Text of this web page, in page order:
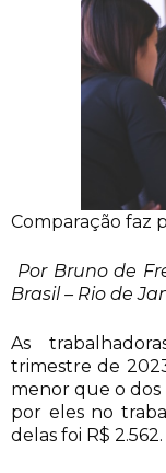
Comparação faz
Por Bruno de
Brasil – Rio de
As
trimestre de
menor que o
por eles no
delas foi R$ 2.562.